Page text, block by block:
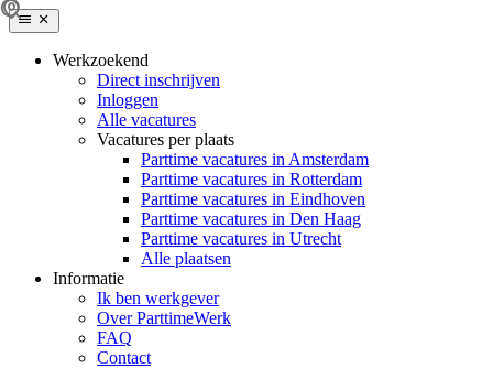
Werkzoekend
Direct inschrijven
Inloggen
Alle vacatures
Vacatures per plaats
Parttime vacatures in Amsterdam
Parttime vacatures in Rotterdam
Parttime vacatures in Eindhoven
Parttime vacatures in Den Haag
Parttime vacatures in Utrecht
Alle plaatsen
Informatie
Ik ben werkgever
Over ParttimeWerk
FAQ
Contact